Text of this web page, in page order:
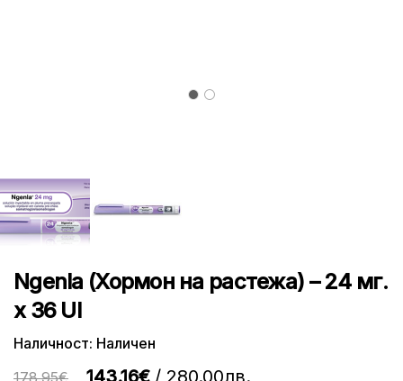
Ngenla (Хормон на растежа) – 24 мг.
х 36 UI
Наличност: Наличен
143.16€ / 280.00лв.